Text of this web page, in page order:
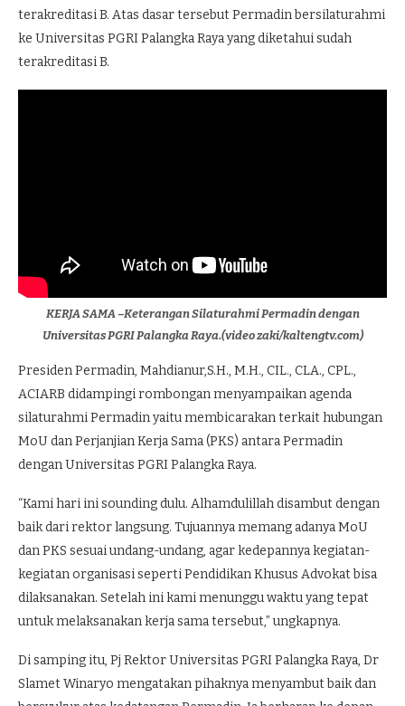
terakreditasi B. Atas dasar tersebut Permadin bersilaturahmi
ke Universitas PGRI Palangka Raya yang diketahui sudah
terakreditasi B.
KERJA SAMA –Keterangan Silaturahmi Permadin dengan
Universitas PGRI Palangka Raya.(video zaki/kaltengtv.com)
Presiden Permadin, Mahdianur,S.H., M.H., CIL., CLA., CPL.,
ACIARB didampingi rombongan menyampaikan agenda
silaturahmi Permadin yaitu membicarakan terkait hubungan
MoU dan Perjanjian Kerja Sama (PKS) antara Permadin
dengan Universitas PGRI Palangka Raya.
“Kami hari ini sounding dulu. Alhamdulillah disambut dengan
baik dari rektor langsung. Tujuannya memang adanya MoU
dan PKS sesuai undang-undang, agar kedepannya kegiatan-
kegiatan organisasi seperti Pendidikan Khusus Advokat bisa
dilaksanakan. Setelah ini kami menunggu waktu yang tepat
untuk melaksanakan kerja sama tersebut,” ungkapnya.
Di samping itu, Pj Rektor Universitas PGRI Palangka Raya, Dr
Slamet Winaryo mengatakan pihaknya menyambut baik dan